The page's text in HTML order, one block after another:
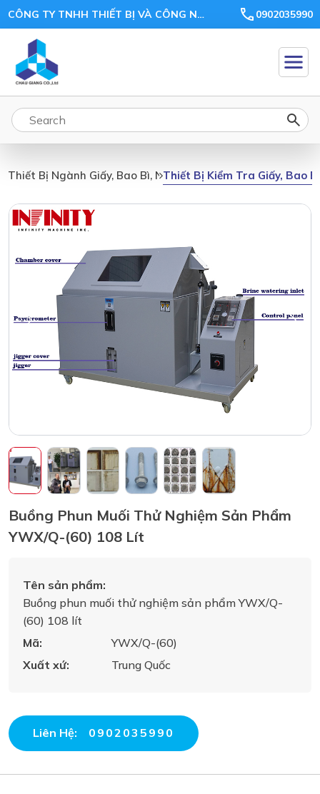
CÔNG TY TNHH THIẾT BỊ VÀ CÔNG NGHỆ CHÂU GIANG 0902035990
Thiết Bị Ngành Giấy, Bao Bì, Nhựa, GỗThiết Bị Kiểm Tra Giấy, Bao
Buồng Phun Muối Thử Nghiệm Sản Phẩm
YWX/Q-(60) 108 Lít
Tên sản phẩm:
Buồng phun muối thử nghiệm sản phẩm YWX/Q-
(60) 108 lít
Mã:
YWX/Q-(60)
Xuất xứ:
Trung Quốc
Liên Hệ: 0902035990